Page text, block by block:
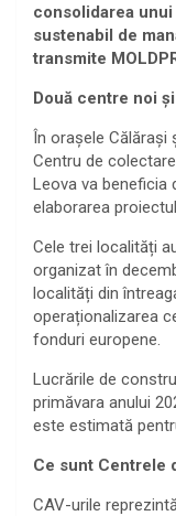
consolidarea
sustenabil de
transmite
Două centre noi
În orașele Călărași
Centru de
Leova va beneficia
elaborarea
Cele trei localități
organizat în
localități din
operaționalizarea
fonduri europene.
Lucrările de
primăvara anului
este estimată
Ce sunt Centrele
CAV-urile